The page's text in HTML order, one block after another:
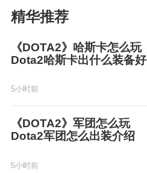
精华推荐
《DOTA2》哈斯卡怎么玩
Dota2哈斯卡出什么装备好
5小时前
《DOTA2》军团怎么玩
Dota2军团怎么出装介绍
5小时前